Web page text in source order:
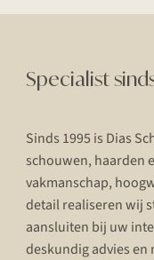
Specialist
Sinds 1995 is Dias
schouwen, haarden
vakmanschap,
detail realiseren wij
aansluiten bij uw
deskundig advies